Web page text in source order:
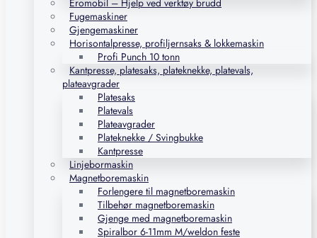
Eromobil – Hjelp ved verktøy brudd
Fugemaskiner
Gjengemaskiner
Horisontalpresse, profiljernsaks & lokkemaskin
Profi Punch 10 tonn
Kantpresse, platesaks, plateknekke, platevals,
plateavgrader
Platesaks
Platevals
Plateavgrader
Plateknekke / Svingbukke
Kantpresse
Linjebormaskin
Magnetboremaskin
Forlengere til magnetboremaskin
Tilbehør magnetboremaskin
Gjenge med magnetboremaskin
Spiralbor 6-11mm M/weldon feste